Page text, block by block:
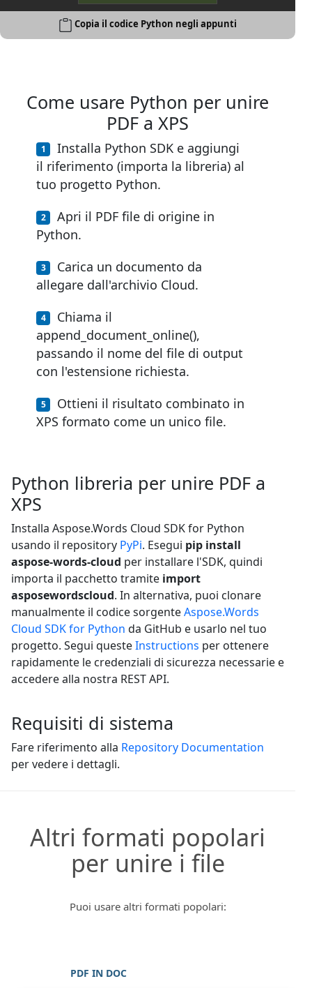
Copia il codice Python negli appunti
Come usare Python per unire
PDF a XPS
Installa Python SDK e aggiungi
il riferimento (importa la libreria) al
tuo progetto Python.
Apri il PDF file di origine in
Python.
Carica un documento da
allegare dall'archivio Cloud.
Chiama il
append_document_online(),
passando il nome del file di output
con l'estensione richiesta.
Ottieni il risultato combinato in
XPS formato come un unico file.
Python libreria per unire PDF a
XPS
Installa Aspose.Words Cloud SDK for Python
usando il repository PyPi. Esegui pip install
aspose-words-cloud per installare l'SDK, quindi
importa il pacchetto tramite import
asposewordscloud. In alternativa, puoi clonare
manualmente il codice sorgenteAspose.Words
Cloud SDK for Python da GitHub e usarlo nel tuo
progetto. Segui questeInstructions per ottenere
rapidamente le credenziali di sicurezza necessarie e
accedere alla nostra REST API.
Requisiti di sistema
Fare riferimento alla Repository Documentation
per vedere i dettagli.
Altri formati popolari
per unire i file
Puoi usare altri formati popolari:
PDF IN DOC